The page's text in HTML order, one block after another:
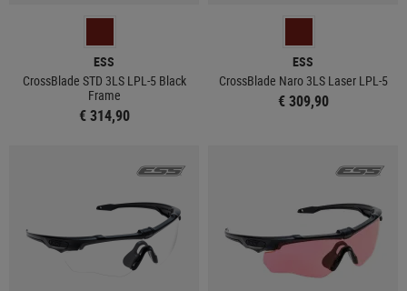
ESS
CrossBlade STD 3LS LPL-5 Black
Frame
€ 314,90
ESS
CrossBlade Naro 3LS Laser LPL-5
€ 309,90